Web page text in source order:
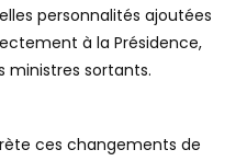
personnalités ajoutées
à la Présidence,
ministres sortants.
ces changements de